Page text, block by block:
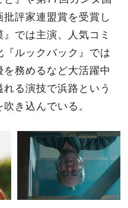
評家連盟賞を受賞し
では主演、人気コミ
『ルックバック』では
務めるなど大活躍中
る演技で浜路という
き込んでいる。